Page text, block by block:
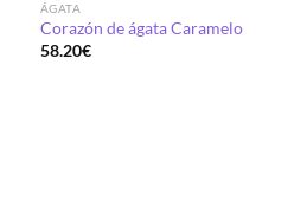
ÁGATA
Corazón de ágata Caramelo
58.20€